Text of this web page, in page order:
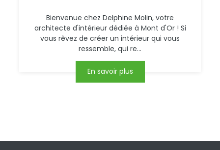
Bienvenue chez Delphine Molin, votre
architecte d'intérieur dédiée à Mont d'Or ! Si
vous rêvez de créer un intérieur qui vous
ressemble, qui re...
En savoir plus